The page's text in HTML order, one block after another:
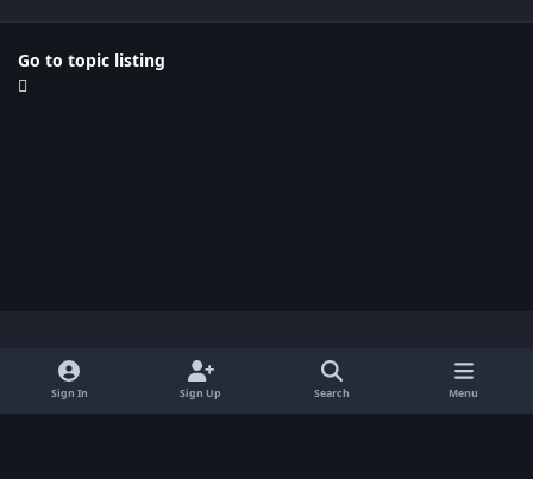
Go to topic listing
Light ModeDark ModeSystem Preference x
Sign In Sign Up Search Menu